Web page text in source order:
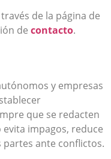
de la página de
de contacto.
y empresas
que se redacten
impagos, reduce
partes ante conflictos.